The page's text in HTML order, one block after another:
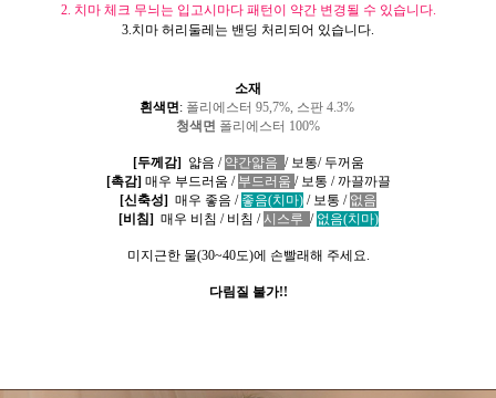
2. 치마 체크 무늬는 입고시마다 패턴이 약간 변경될 수 있습니다.
3.치마 허리둘레는 밴딩 처리되어 있습니다.
소재
흰색면: 폴리에스터 95,7%, 스판4.3%
청색면 폴리에스터 100%
[두께감] 얇음 / 약간얇음 / 보통/ 두꺼움
[촉감] 매우 부드러움 / 부드러움 / 보통 /까끌까끌
[신축성] 매우 좋음 / 좋음(치마) / 보 통 / 없음
[비침] 매우 비침 / 비침 / 시스루 / 없음(치마)
미지근한 물(30~40도)에 손빨래해 주세요
다림질 불가!!